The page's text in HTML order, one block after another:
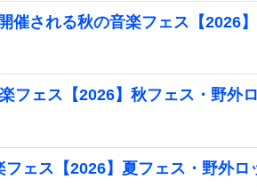
催される秋の音楽フェス【2026】
フェス【2026】秋フェス・野外
フェス【2026】夏フェス・野外